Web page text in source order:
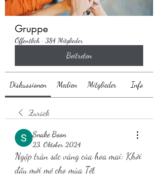
Gruppe
Öffentlich · 384 Mitglieder
Beitreten
Diskussionen Medien Mitglieder Info
Zurück
Snake Boon
23. Oktober 2024
Ngập tràn sắc vàng của hoa mai: Khởi
đầu mới mẻ cho mùa Tết